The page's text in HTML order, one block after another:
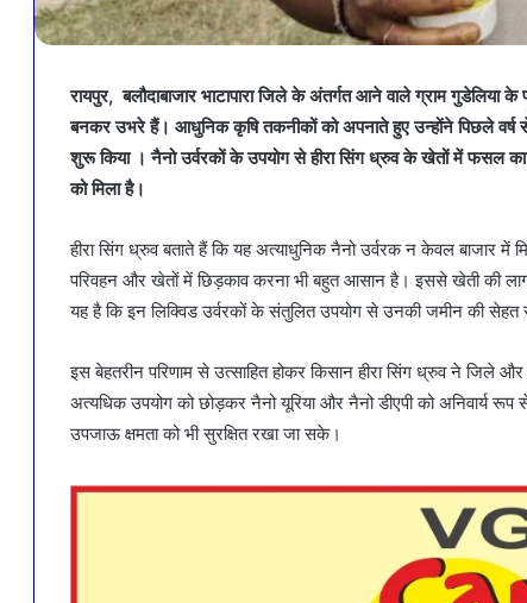
रायपुर, बलौदाबाजार भाटापारा जिले के अंतर्गत आने वाले ग्राम गुडेलिया
बनकर उभरे हैं। आधुनिक कृषि तकनीकों को अपनाते हुए उन्होंने पिछले वर्ष
शुरू किया । नैनो उर्वरकों के उपयोग से हीरा सिंग ध्रुव के खेतों में फसल
को मिला है।
हीरा सिंग ध्रुव बताते हैं कि यह अत्याधुनिक नैनो उर्वरक न केवल बाजार में
परिवहन और खेतों में छिड़काव करना भी बहुत आसान है। इससे खेती की
यह है कि इन लिक्विड उर्वरकों के संतुलित उपयोग से उनकी जमीन की सेहत
इस बेहतरीन परिणाम से उत्साहित होकर किसान हीरा सिंग ध्रुव ने जिले
अत्यधिक उपयोग को छोड़कर नैनो यूरिया और नैनो डीएपी को अनिवार्य
उपजाऊ क्षमता को भी सुरक्षित रखा जा सके।